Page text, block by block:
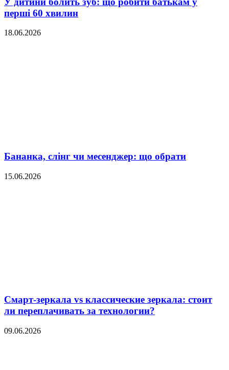
перші 60 хвилин
18.06.2026
Бананка, слінг чи месенджер: що обрати
15.06.2026
Смарт-зеркала vs классические зеркала: стоит
ли переплачивать за технологии?
09.06.2026